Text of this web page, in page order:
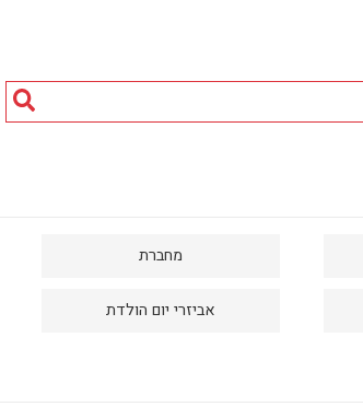
מחברת
אביזרי יום הולדת